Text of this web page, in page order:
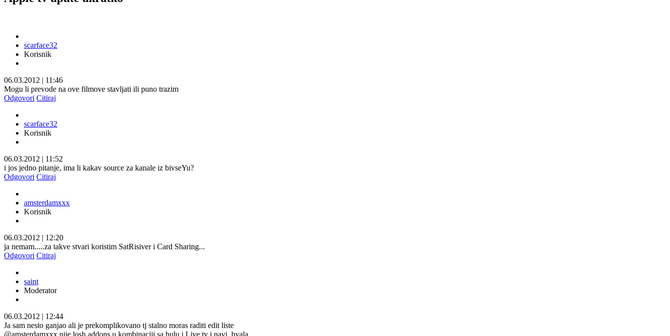
scarface32
Korisnik
06.03.2012 | 11:46
Mogu li prevode na ove filmove stavljati ili puno trazim
Odgovori Citiraj
scarface32
Korisnik
06.03.2012 | 11:52
i jos jedno pitanje, ima li kakav source za kanale iz bivseYu?
Odgovori Citiraj
amsterdamxxx
Korisnik
06.03.2012 | 12:20
ja nemam.....za takve stvari koristim SatRisiver i Card Sharing...
Odgovori Citiraj
saint
Moderator
06.03.2012 | 12:44
Ja sam nesto ganjao ali je prekomplikovano tj stalno moras raditi edit liste
@amsterdamxxx nije losh addons u kombinaciji sa hulu i Live tv i navi hvala.